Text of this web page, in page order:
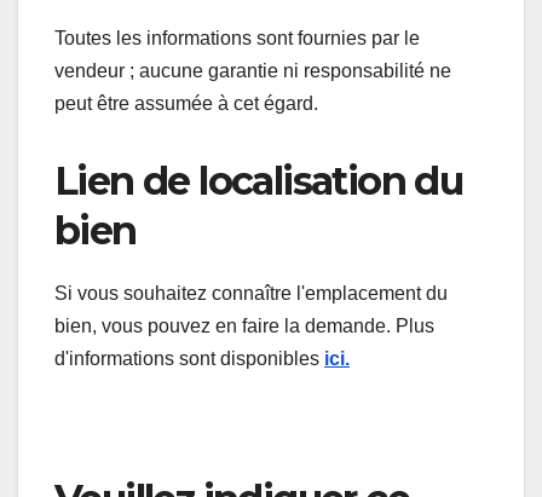
Toutes les informations sont fournies par le
vendeur ; aucune garantie ni responsabilité ne
peut être assumée à cet égard.
Lien de localisation du
bien
Si vous souhaitez connaître l'emplacement du
bien, vous pouvez en faire la demande. Plus
d'informations sont disponibles ici.